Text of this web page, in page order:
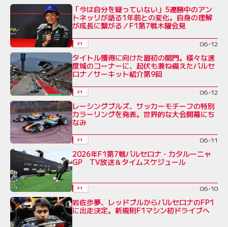
「今は自分を疑っていない」5連勝中のアン
トネッリが語る1年前との変化。自身の理解
が成長に繋がる／F1第7戦木曜会見
F1 06-12
タイトル獲得に向けた最初の関門。様々な速
度域のコーナーに、起伏も兼ね備えたバルセ
ロナ／サーキット紹介第9回
F1 06-12
レーシングブルズ、サッカーモチーフの特別
カラーリングを発表。世界的な大会開幕にち
なみ
F1 06-11
2026年F1第7戦バルセロナ・カタルーニャ
GP TV放送＆タイムスケジュール
F1 06-10
岩佐歩夢、レッドブルからバルセロナのFP1
に出走決定。新規則F1マシン初ドライブへ